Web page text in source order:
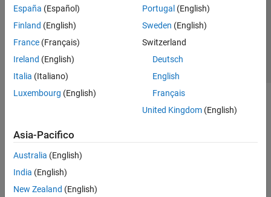
España (Español)
Finland (English)
France (Français)
Ireland (English)
Italia (Italiano)
Luxembourg (English)
Portugal (English)
Sweden (English)
Switzerland
Deutsch
English
Français
United Kingdom(English)
Asia-Pacifico
Australia (English)
India (English)
New Zealand (English)
© 1994-2026 The MathWorks, Inc.